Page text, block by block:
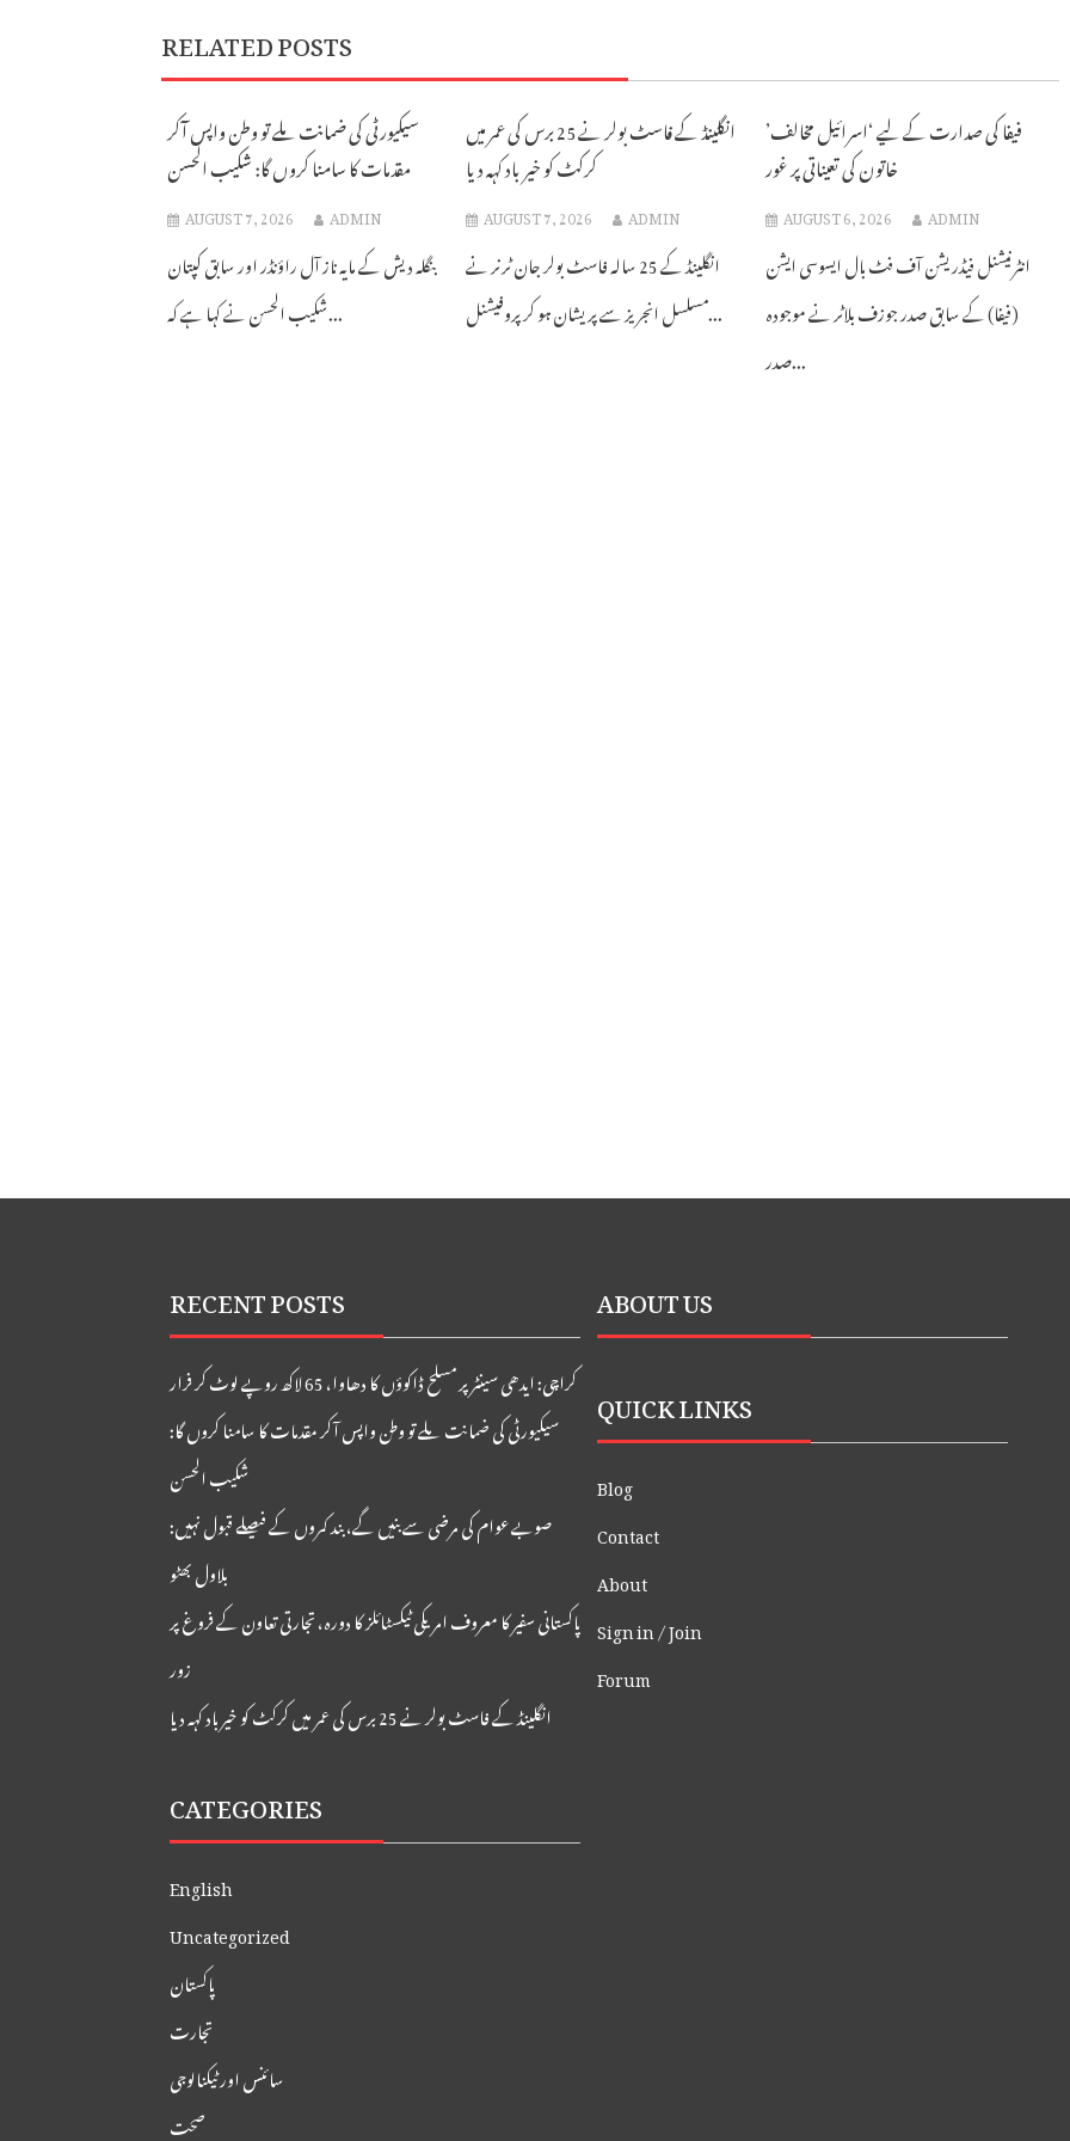
RELATED POSTS
سیکیورٹی کی ضمانت ملے تو وطن واپس آکر
مقدمات کا سامنا کروں گا: شکیب الحسن
AUGUST 7, 2026 ADMIN
بنگلہ دیش کے مایہ ناز آل راؤنڈر اور سابق کپتان
شکیب الحسن نے کہا ہے کہ...
انگلینڈ کے فاسٹ بولر نے 25 برس کی عمر میں
کرکٹ کو خیر باد کہہ دیا
AUGUST 7, 2026 ADMIN
انگلینڈ کے 25 سالہ فاسٹ بولر جان ٹرنر نے
مسلسل انجریز سے پریشان ہو کر پروفیشنل...
فیفا کی صدارت کے لیے ‘اسرائیل مخالف’
خاتون کی تعیناتی پر غور
AUGUST 6, 2026 ADMIN
انٹرنیشنل فیڈریشن آف فٹ بال ایسوسی ایشن
(فیفا) کے سابق صدر جوزف بلاٹر نے موجودہ
صدر...
RECENT POSTS
کراچی: ایدھی سینٹر پر مسلح ڈاکوؤں کا دھاوا، 65 لاکھ روپے لوٹ کر فرار
سیکیورٹی کی ضمانت ملے تو وطن واپس آکر مقدمات کا سامنا کروں گا:
شکیب الحسن
صوبے عوام کی مرضی سے بنیں گے، بند کمروں کے فیصلے قبول نہیں:
بلاول بھٹو
پاکستانی سفیر کا معروف امریکی ٹیکسٹائلز کا دورہ، تجارتی تعاون کے فروغ پر
زور
انگلینڈ کے فاسٹ بولر نے 25 برس کی عمر میں کرکٹ کو خیر باد کہہ دیا
CATEGORIES
English
Uncategorized
پاکستان
تجارت
سائنس اور ٹیکنالوجی
صحت
ABOUT US
QUICK LINKS
Blog
Contact
About
Sign in / Join
Forum